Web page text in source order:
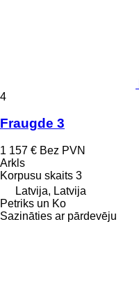
4
Fraugde 3
1 157 € Bez PVN
Arkls
Korpusu skaits 3
Latvija, Latvija
Petriks un Ko
Sazināties ar pārdevēju